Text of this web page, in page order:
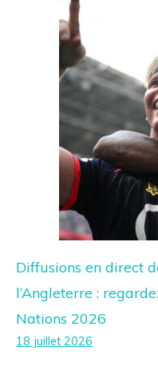
Diffusions en direct
l’Angleterre :
Nations 2026
18 juillet 2026